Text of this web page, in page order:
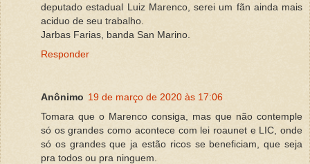
deputado estadual Luiz Marenco, serei um fãn ainda mais
aciduo de seu trabalho.
Jarbas Farias, banda San Marino.
Responder
Anônimo 19 de março de 2020 às 17:06
Tomara que o Marenco consiga, mas que não contemple
só os grandes como acontece com lei roaunet e LIC, onde
só os grandes que ja estão ricos se beneficiam, que seja
pra todos ou pra ninguem.